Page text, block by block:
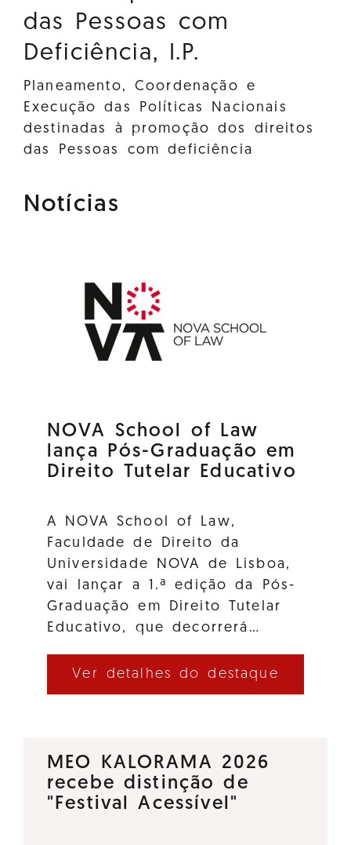
das Pessoas com
Deficiência, I.P.
Planeamento, Coordenação e
Execução das Políticas Nacionais
destinadas à promoção dos direitos
das Pessoas com deficiência
Notícias
NOVA School of Law
lança Pós-Graduação em
Direito Tutelar Educativo
A NOVA School of Law,
Faculdade de Direito da
Universidade NOVA de Lisboa,
vai lançar a 1.ª edição da Pós-
Graduação em Direito Tutelar
Educativo, que decorrerá…
Ver detalhes do destaque
MEO KALORAMA 2026
recebe distinção de
"Festival Acessível"